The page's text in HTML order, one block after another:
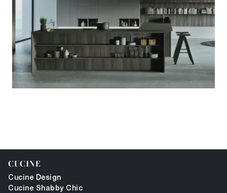
CUCINE MODERNE
CUCINE
Cucine Design
Cucine Shabby Chic